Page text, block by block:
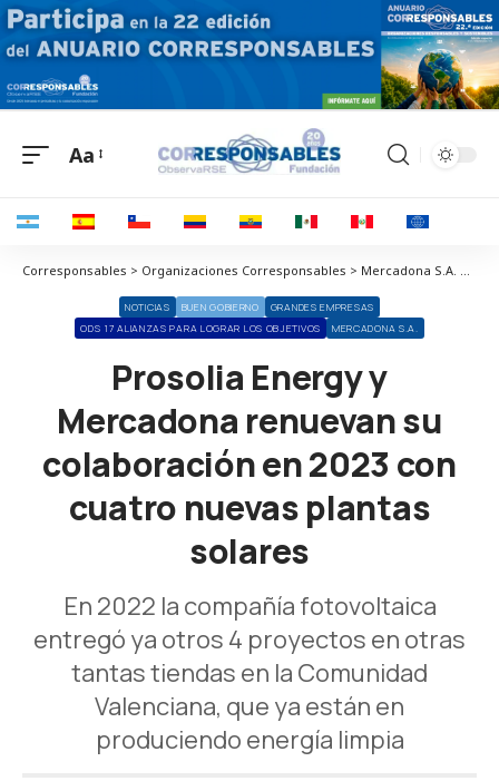
Aa
Corresponsables > Organizaciones Corresponsables > Mercadona S.A. > Prosolia Energy y Mercadona renuevan su colaboración en 2023 con cuatro nuevas plantas solares
NOTICIAS BUEN GOBIERNO
GRANDES EMPRESAS
ODS 17 ALIANZAS PARA LOGRAR LOS OBJETIVOS
MERCADONA S.A.
Prosolia Energy y
Mercadona renuevan su
colaboración en 2023 con
cuatro nuevas plantas
solares
En 2022 la compañía fotovoltaica
entregó ya otros 4 proyectos en otras
tantas tiendas en la Comunidad
Valenciana, que ya están en
produciendo energía limpia